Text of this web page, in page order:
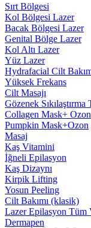
Sırt Bölgesi
Kol Bölgesi Lazer
Bacak Bölgesi Lazer
Genital Bölge Lazer
Kol Altı Lazer
Yüz Lazer
Hydrafacial Cilt
Yüksek Frekans
Cilt Masajı
Gözenek Sıkılaştırma
Collagen Mask+ Ozon
Pumpkin Mask+Ozon
Masaj
Kaş Vitamini
İğneli Epilasyon
Kaş Dizaynı
Kirpik Lifting
Yosun Peeling
Cilt Bakımı (klasik)
Lazer Epilasyon Tüm
Dermapen